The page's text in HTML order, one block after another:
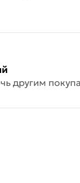
другим